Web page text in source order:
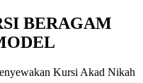
BERAGAM
Kursi Akad Nikah